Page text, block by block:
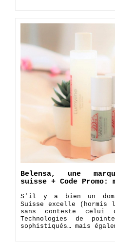
Belensa, une
suisse + Code
S'il y a bien un
Suisse excelle
sans conteste celui
Technologies de
sophistiqués… mais